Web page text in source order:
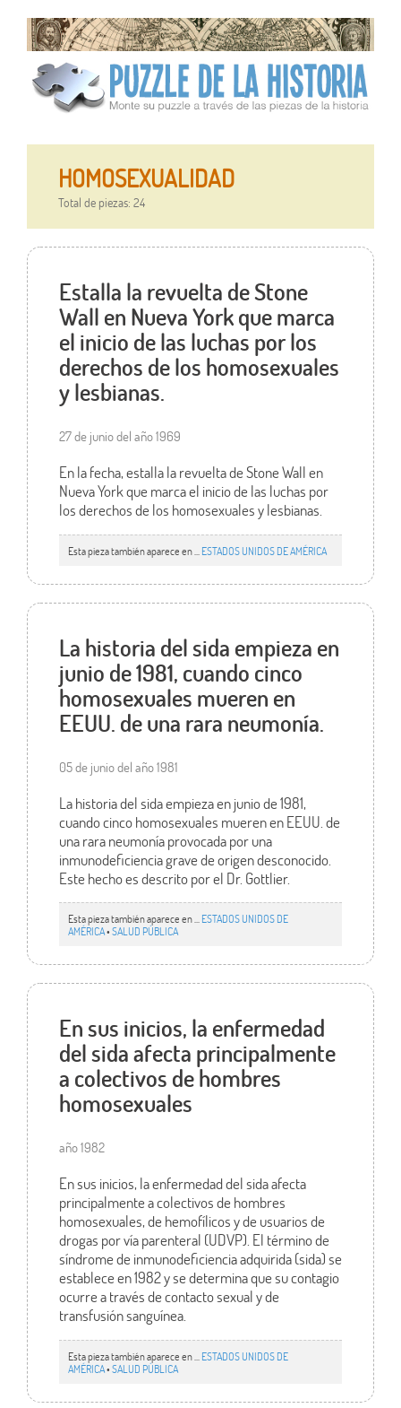
HOMOSEXUALIDAD
Total de piezas: 24
Estalla la revuelta de Stone
Wall en Nueva York que marca
el inicio de las luchas por los
derechos de los homosexuales
y lesbianas.
27 de junio del año 1969
En la fecha, estalla la revuelta de Stone Wall en
Nueva York que marca el inicio de las luchas por
los derechos de los homosexuales y lesbianas.
Esta pieza también aparece en ... ESTADOS UNIDOS DE AMÉRICA
La historia del sida empieza en
junio de 1981, cuando cinco
homosexuales mueren en
EEUU. de una rara neumonía.
05 de junio del año 1981
La historia del sida empieza en junio de 1981,
cuando cinco homosexuales mueren en EEUU. de
una rara neumonía provocada por una
inmunodeficiencia grave de origen desconocido.
Este hecho es descrito por el Dr. Gottlier.
Esta pieza también aparece en ... ESTADOS UNIDOS DE
AMÉRICA•SALUD PÚBLICA
En sus inicios, la enfermedad
del sida afecta principalmente
a colectivos de hombres
homosexuales
año 1982
En sus inicios, la enfermedad del sida afecta
principalmente a colectivos de hombres
homosexuales, de hemofílicos y de usuarios de
drogas por vía parenteral (UDVP). El término de
síndrome de inmunodeficiencia adquirida (sida) se
establece en 1982 y se determina que su contagio
ocurre a través de contacto sexual y de
transfusión sanguínea.
Esta pieza también aparece en ... ESTADOS UNIDOS DE
AMÉRICA•SALUD PÚBLICA